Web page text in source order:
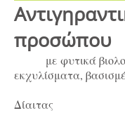
προσώπου
με φυτικά
εκχυλίσματα,
της
Δίαιτας